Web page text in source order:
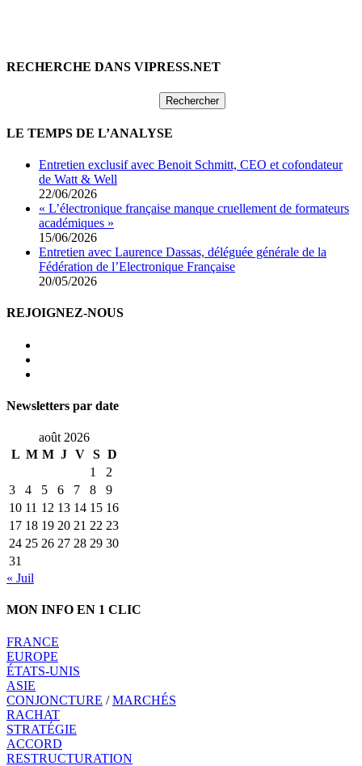
RECHERCHE DANS VIPRESS.NET
LE TEMPS DE L’ANALYSE
Entretien exclusif avec Benoit Schmitt, CEO et cofondateur
de Watt & Well
22/06/2026
« L’électronique française manque cruellement de formateurs
académiques »
15/06/2026
Entretien avec Laurence Dassas, déléguée générale de la
Fédération de l’Electronique Française
20/05/2026
REJOIGNEZ-NOUS
Newsletters par date
août 2026
L M M J V S D
1
2
3
4 5 6 7 8
9
10 11 12 13 14 15 16
17 18 19 20 21 22 23
24 25 26 27 28 29 30
31
« Juil
MON INFO EN 1 CLIC
FRANCE
EUROPE
ÉTATS-UNIS
ASIE
CONJONCTURE /MARCHÉS
RACHAT
STRATÉGIE
ACCORD
RESTRUCTURATION